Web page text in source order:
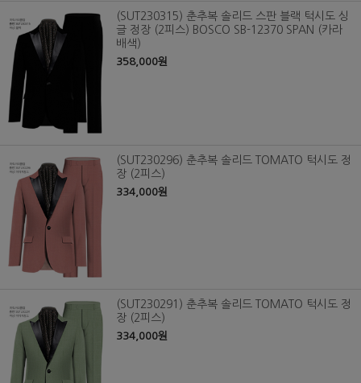
(SUT230315) 춘추복 솔리드 스판 블랙 턱시도 싱
글 정장 (2피스) BOSCO SB-12370 SPAN (카라
배색)
358,000원
(SUT230296) 춘추복 솔리드 TOMATO 턱시도 정
장 (2피스)
334,000원
(SUT230291) 춘추복 솔리드 TOMATO 턱시도 정
장 (2피스)
334,000원